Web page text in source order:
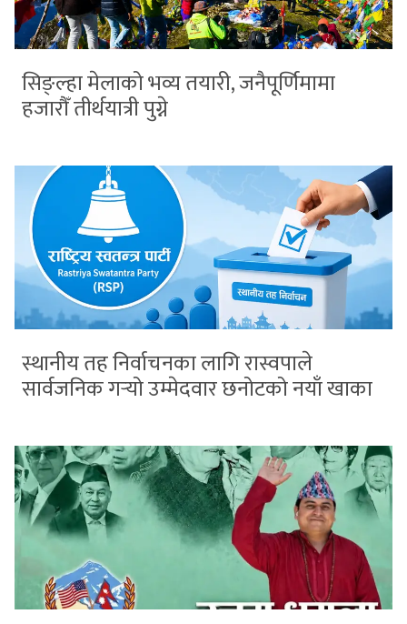
सिङ्ल्हा मेलाको भव्य तयारी, जनैपूर्णिमामा
हजारौँ तीर्थयात्री पुग्ने
स्थानीय तह निर्वाचनका लागि रास्वपाले
सार्वजनिक गर्‍यो उम्मेदवार छनोटको नयाँ खाका